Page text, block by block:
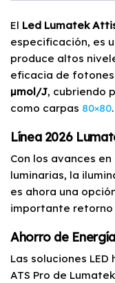
El Led Lumatek
especificación, es
produce altos
eficacia de
µmol/J, cubriendo
como carpas 80×80.
Línea 2026
Con los avances
luminarias, la
es ahora una
importante retorno
Ahorro de Energía
Las soluciones
ATS Pro de